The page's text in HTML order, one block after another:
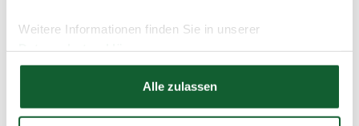
Weitere Informationen finden Sie in unserer
Hier finden Sie unserImpressum
Alle zulassen
Schade, diese Stelle ist schon
vergeben.